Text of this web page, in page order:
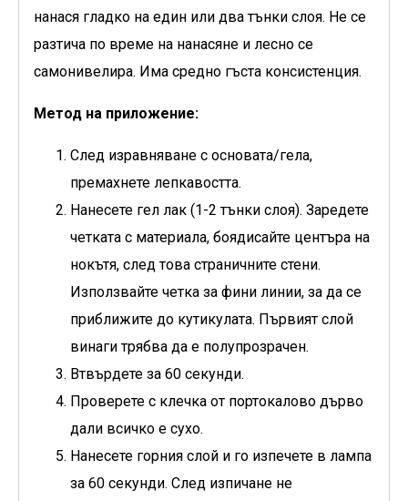
нанася гладко на един или два тънки слоя. Не се
разтича по време на нанасяне и лесно се
самонивелира. Има средно гъста консистенция.
Метод на приложение:
След изравняване с основата/гела,
премахнете лепкавостта.
Нанесете гел лак (1-2 тънки слоя). Заредете
четката с материала, боядисайте центъра на
нокътя, след това страничните стени.
Използвайте четка за фини линии, за да се
приближите до кутикулата. Първият слой
винаги трябва да е полупрозрачен.
Втвърдете за 60 секунди.
Проверете с клечка от портокалово дърво
дали всичко е сухо.
Нанесете горния слой и го изпечете в лампа
за 60 секунди. След изпичане не